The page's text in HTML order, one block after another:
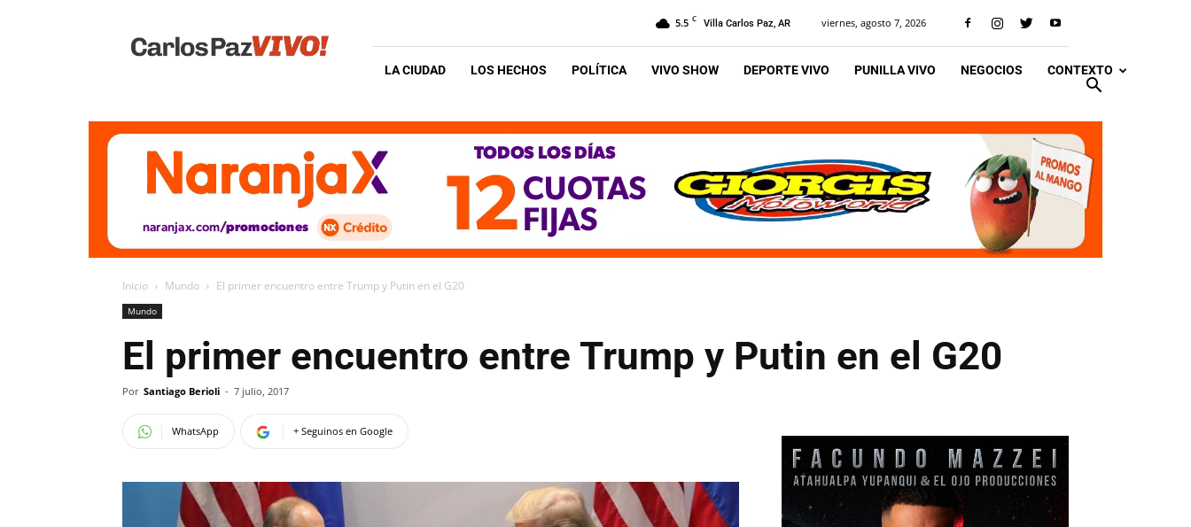
Vivo
5.5 C Villa Carlos Paz, AR viernes, agosto 7, 2026
LA CIUDAD LOS HECHOS POLÍTICA VIVO SHOW DEPORTE VIVO PUNILLA VIVO NEGOCIOS CONTEXTO
Inicio Mundo El primer encuentro entre Trump y Putin en el G20
Mundo
El primer encuentro entre Trump y Putin en el G20
Por Santiago Berioli - 7 julio, 2017
WhatsApp + Seguinos en Google